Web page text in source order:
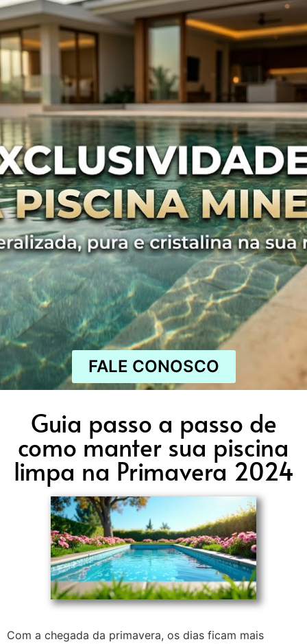
FALE CONOSCO
Guia passo a passo de
como manter sua piscina
limpa na Primavera 2024
Com a chegada da primavera, os dias ficam mais